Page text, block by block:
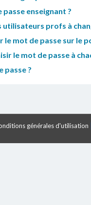
enseignant ?
profs à
mot de passe sur le
le mot de passe à
passe ?
générales d'utilisation